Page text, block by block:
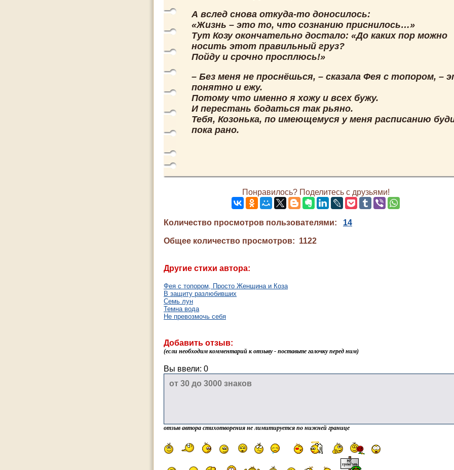
А вслед снова откуда-то доносилось:
«Жизнь – это то, что сознанию приснилось…»
Тут Козу окончательно достало: «До каких пор можно
носить этот правильный груз?
Пойду и срочно просплюсь!»
– Без меня не проснёшься, – сказала Фея с топором, –
понятно и ежу.
Потому что именно я хожу и всех бужу.
И перестань бодаться так рьяно.
Тебя, Козонька, по имеющемуся у меня расписанию
пока рано.
Понравилось? Поделитесь с друзьями!
Количество просмотров пользователями: 14
Общее количество просмотров: 1122
Другие стихи автора:
Фея с топором, Просто Женщина и Коза
В защиту разлюбивших
Семь лун
Темна вода
Не превозмочь себя
Добавить отзыв:
(если необходим комментарий к отзыву - поставьте галочку перед ним)
Вы ввели: 0
отзыв автора стихотворения не лимитируется по нижней границе